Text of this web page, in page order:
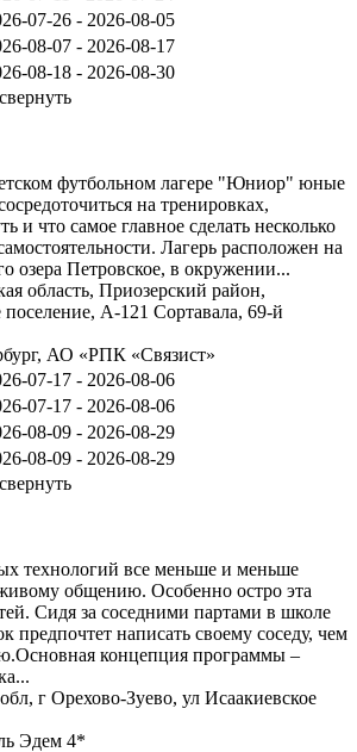
07-26 - 2026-08-05
08-07 - 2026-08-17
08-18 - 2026-08-30
свернуть
футбольном лагере "Юниор" юные
на тренировках,
и что самое главное сделать несколько
Лагерь расположен на
озера Петровское, в окружении...
область, Приозерский район,
поселение, А-121 Сортавала, 69-й
АО «РПК «Связист»
07-17 - 2026-08-06
07-17 - 2026-08-06
08-09 - 2026-08-29
08-09 - 2026-08-29
свернуть
технологий все меньше и меньше
общению. Особенно остро эта
Сидя за соседними партами в школе
предпочтет написать своему соседу, чем
концепция программы –
г Орехово-Зуево, ул Исаакиевское
Эдем 4*